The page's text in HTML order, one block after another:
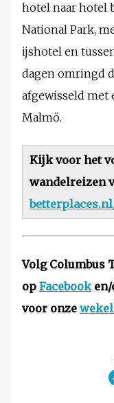
hotel naar hotel
National Park,
ijshotel en
dagen omringd
afgewisseld met
Malmö.
Kijk voor het
wandelreizen
Volg Columbus
op Facebooken/
voor onze